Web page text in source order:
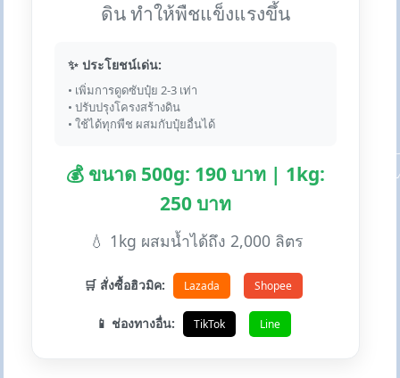
ดิน ทำให้พืชแข็งแรงขึ้น
✨ ประโยชน์เด่น:
• เพิ่มการดูดซับปุ๋ย 2-3 เท่า
• ปรับปรุงโครงสร้างดิน
• ใช้ได้ทุกพืช ผสมกับปุ๋ยอื่นได้
💰 ขนาด 500g: 190 บาท | 1kg:
250 บาท
💧 1kg ผสมน้ำได้ถึง 2,000 ลิตร
🛒 สั่งซื้อฮิวมิค: Lazada Shopee
📱 ช่องทางอื่น: TikTok Line